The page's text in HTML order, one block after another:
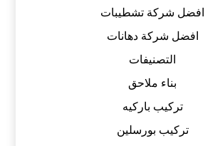
افضل شركة تشطيبات
افضل شركة دهانات
التصنيفات
بناء ملاحق
تركيب باركيه
تركيب بورسلين